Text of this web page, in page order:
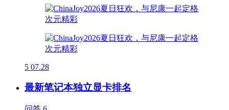
5 07.28
最新笔记本独立显卡排名